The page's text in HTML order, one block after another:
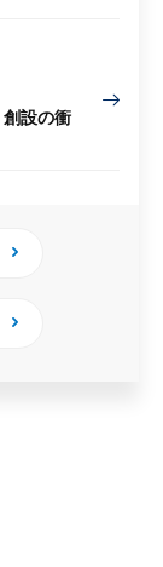
設の衝